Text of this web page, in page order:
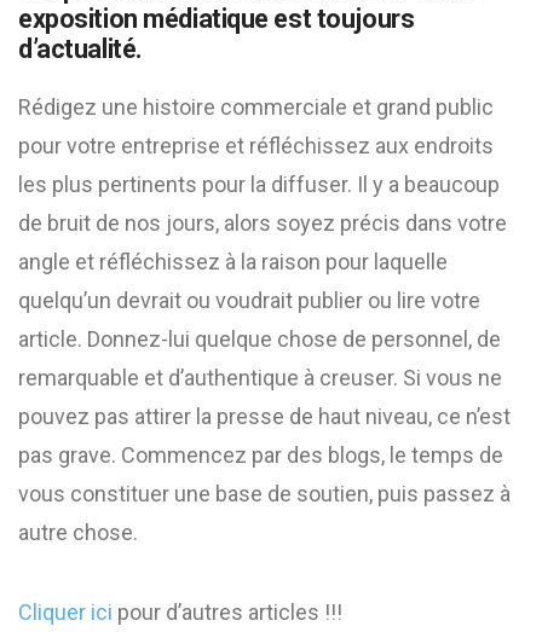
exposition médiatique est toujours
d’actualité.
Rédigez une histoire commerciale et grand public
pour votre entreprise et réfléchissez aux endroits
les plus pertinents pour la diffuser. Il y a beaucoup
de bruit de nos jours, alors soyez précis dans votre
angle et réfléchissez à la raison pour laquelle
quelqu’un devrait ou voudrait publier ou lire votre
article. Donnez-lui quelque chose de personnel, de
remarquable et d’authentique à creuser. Si vous ne
pouvez pas attirer la presse de haut niveau, ce n’est
pas grave. Commencez par des blogs, le temps de
vous constituer une base de soutien, puis passez à
autre chose.
Cliquer ici pour d’autres articles !!!